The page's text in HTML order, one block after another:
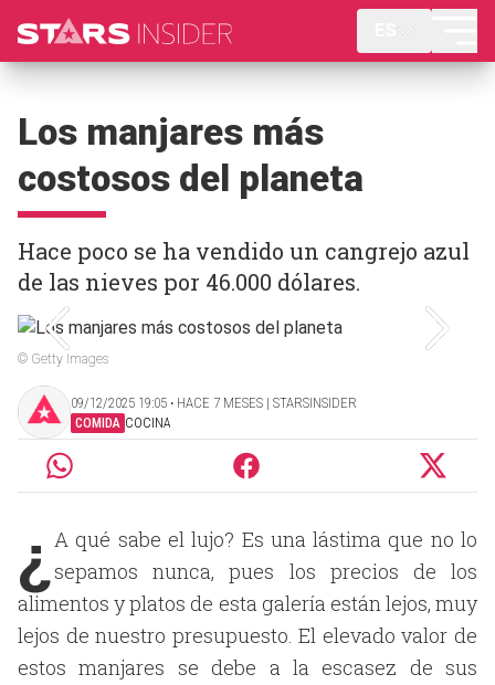
Los manjares más
costosos del planeta
Hace poco se ha vendido un cangrejo azul
de las nieves por 46.000 dólares.
© Getty Images
09/12/2025 19:05 ‧ HACE 7 MESES | STARSINSIDER
COMIDA COCINA
¿ A qué sabe el lujo? Es una lástima que no lo
sepamos nunca, pues los precios de los
alimentos y platos de esta galería están lejos, muy
lejos de nuestro presupuesto. El elevado valor de
estos manjares se debe a la escasez de sus